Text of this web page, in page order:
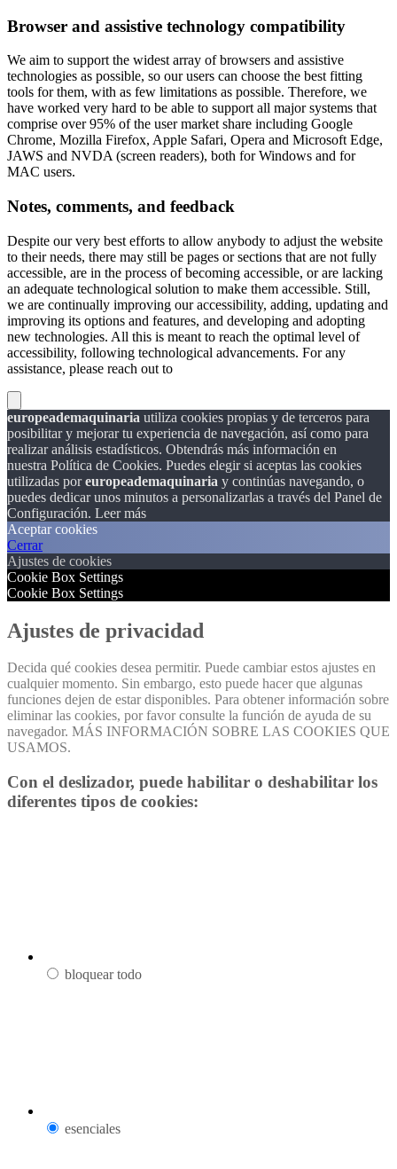
Browser and assistive technology compatibility
We aim to support the widest array of browsers and assistive
technologies as possible, so our users can choose the best fitting
tools for them, with as few limitations as possible. Therefore, we
have worked very hard to be able to support all major systems that
comprise over 95% of the user market share including Google
Chrome, Mozilla Firefox, Apple Safari, Opera and Microsoft Edge,
JAWS and NVDA (screen readers), both for Windows and for
MAC users.
Notes, comments, and feedback
Despite our very best efforts to allow anybody to adjust the website
to their needs, there may still be pages or sections that are not fully
accessible, are in the process of becoming accessible, or are lacking
an adequate technological solution to make them accessible. Still,
we are continually improving our accessibility, adding, updating and
improving its options and features, and developing and adopting
new technologies. All this is meant to reach the optimal level of
accessibility, following technological advancements. For any
assistance, please reach out to
europeademaquinaria utiliza cookies propias y de terceros para
posibilitar y mejorar tu experiencia de navegación, así como para
realizar análisis estadísticos. Obtendrás más información en
nuestra Política de Cookies. Puedes elegir si aceptas las cookies
utilizadas poreuropeademaquinaria y continúas navegando, o
puedes dedicar unos minutos a personalizarlas a través del Panel de
Configuración. Leer más
Aceptar cookies
Cerrar
Ajustes de cookies
Cookie Box Settings
Cookie Box Settings
Ajustes de privacidad
Decida qué cookies desea permitir. Puede cambiar estos ajustes en
cualquier momento. Sin embargo, esto puede hacer que algunas
funciones dejen de estar disponibles. Para obtener información sobre
eliminar las cookies, por favor consulte la función de ayuda de su
navegador. MÁS INFORMACIÓN SOBRE LAS COOKIES QUE
USAMOS.
Con el deslizador, puede habilitar o deshabilitar los
diferentes tipos de cookies:
bloquear todo
esenciales